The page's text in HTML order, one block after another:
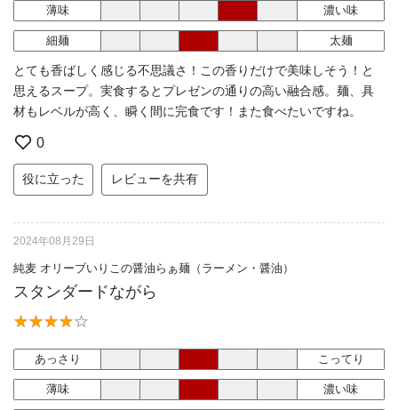
薄味 濃い味
細麺 太麺
とても香ばしく感じる不思議さ！この香りだけで美味しそう！と
思えるスープ。実食するとプレゼンの通りの高い融合感。麺、具
材もレベルが高く、瞬く間に完食です！また食べたいですね。
0
役に立った レビューを共有
2024年08月29日
純麦 オリーブいりこの醤油らぁ麺（ラーメン・醤油）
スタンダードながら
あっさり こってり
薄味 濃い味